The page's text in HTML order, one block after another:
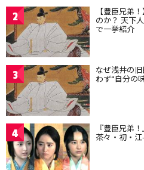
2 【豊臣兄弟
のか？ 天下
で一挙紹介
3 なぜ浅井の
わず“自分の
4 『豊臣兄弟
茶々・初・